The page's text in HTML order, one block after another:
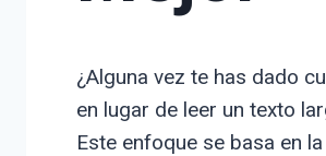
¿Alguna vez te has dado
en lugar de leer un texto
Este enfoque se basa en